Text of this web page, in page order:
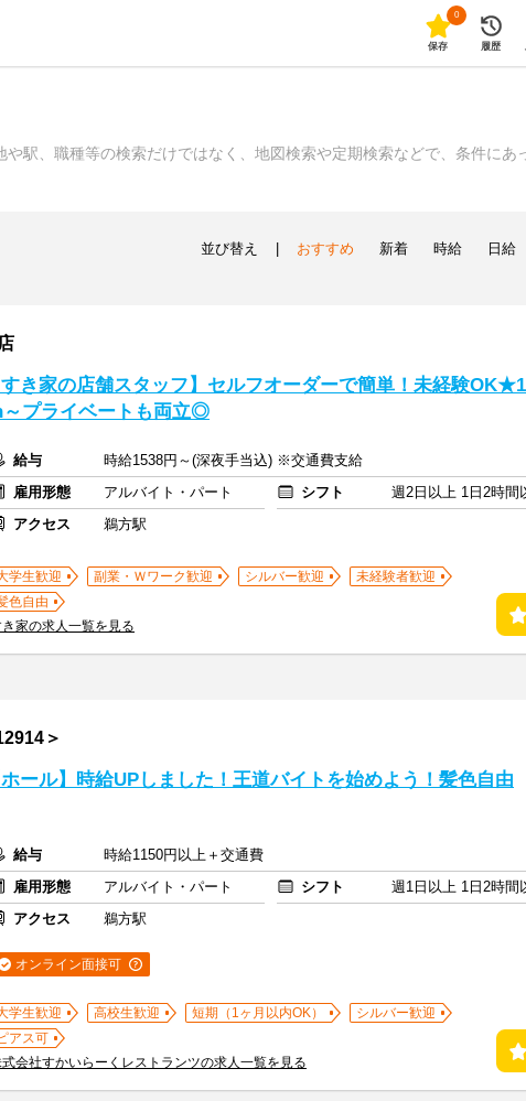
0
保存 履歴
駅、職種等の検索だけではなく、地図検索や定期検索などで、条件にあ
並び替え おすすめ 新着 時給 日給
すき家の店舗スタッフ】セルフオーダーで簡単！未経験
～プライベートも両立◎
給与
時給1538円～(深夜手当込) ※交通費支給
雇用形態
アルバイト・パート シフト
週2日以上 1日2時間
アクセス
鵜方駅
学生歓迎 副業・Ｗワーク歓迎 シルバー歓迎
未経験者歓迎
色自由
家の求人一覧を見る
＞
ホール】時給UPしました！王道バイトを始めよう！髪色自由
給与
時給1150円以上＋交通費
雇用形態
アルバイト・パート シフト
週1日以上 1日2時間
アクセス
鵜方駅
オンライン面接可
学生歓迎 高校生歓迎 短期（1ヶ月以内OK）
シルバー歓迎
アス可
会社すかいらーくレストランツの求人一覧を見る